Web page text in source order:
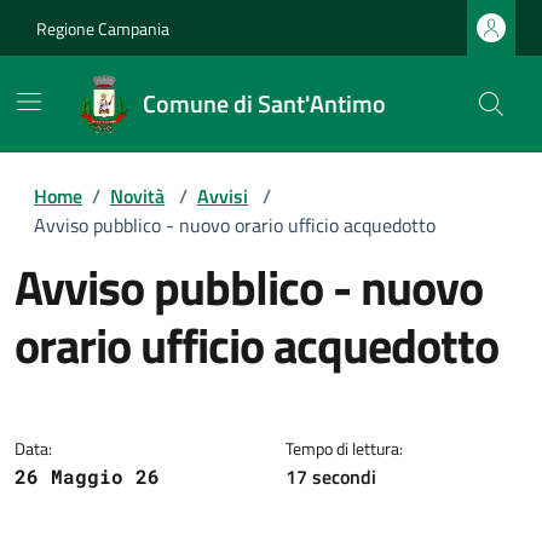
Regione Campania
Comune di Sant'Antimo
Home / Novità / Avvisi /
Avviso pubblico - nuovo orario ufficio acquedotto
Avviso pubblico - nuovo
orario ufficio acquedotto
Data:
26 Maggio 26
Tempo di lettura:
17 secondi